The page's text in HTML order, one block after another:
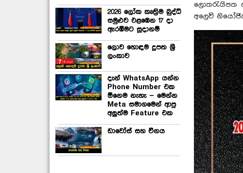
2026 ලෝක කෘත්‍රිම බුද්ධි
සමුළුව එළඹෙන 17 දා
ඇරඹීමට සූදානම්
ලොව හොඳම දූපත ශ්‍රී
ලංකාව
දැන් WhatsApp යන්න
Phone Number එක
ඕනෙම නැහැ – මෙන්න
Meta සමාගමෙන් ආපු
අලුත්ම Feature එක
ඩාවෝස් සහ චීනය
ලොතරැයිපත
අලෙවි